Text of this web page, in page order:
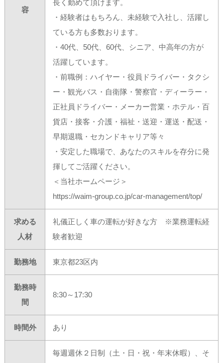
容
長く勤めて頂けます。
・経験者はもちろん、未経験で入社し、活躍し
ている方も多数おります。
・40代、50代、60代、シニア、中高年の方が
活躍しています。
・前職例：ハイヤー・役員ドライバー・タクシ
ー・観光バス・自衛隊・警察官・ディーラー・
正社員ドライバー・メーカー営業・ホテル・百
貨店・接客・介護・福祉・送迎・運送・配送・
早期退職・セカンドキャリア等々
・安定した職場で、あなたのスキルを存分に発
揮してご活躍ください。
＜当社ホームページ＞
https://waim-group.co.jp/car-management/top/
求める
人材
礼儀正しく車の運転が好きな方 ※業務運転経
験者歓迎
勤務地 東京都23区内
勤務時
間
8:30～17:30
時間外 あり
毎週週休２日制（土・日・祝・年末休暇）、そ